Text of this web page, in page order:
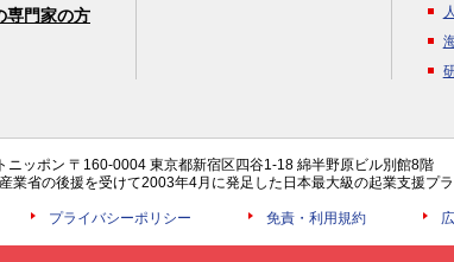
専門家の方
ニッポン 〒160-0004 東京都新宿区四谷1-18 綿半野原ビル別館8階
業省の後援を受けて2003年4月に発足した日本最大級の起業支援プラ
プライバシーポリシー 免責・利用規約